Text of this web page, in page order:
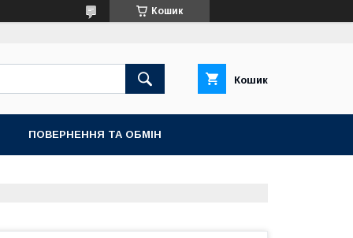
Кошик
Кошик
ПОВЕРНЕННЯ ТА ОБМIН